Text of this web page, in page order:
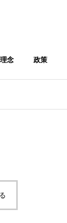
理念 政策